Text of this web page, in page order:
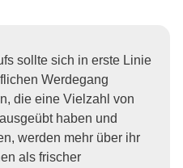
sollte sich in erste Linie
Werdegang
die eine Vielzahl von
haben und
werden mehr über ihr
als frischer